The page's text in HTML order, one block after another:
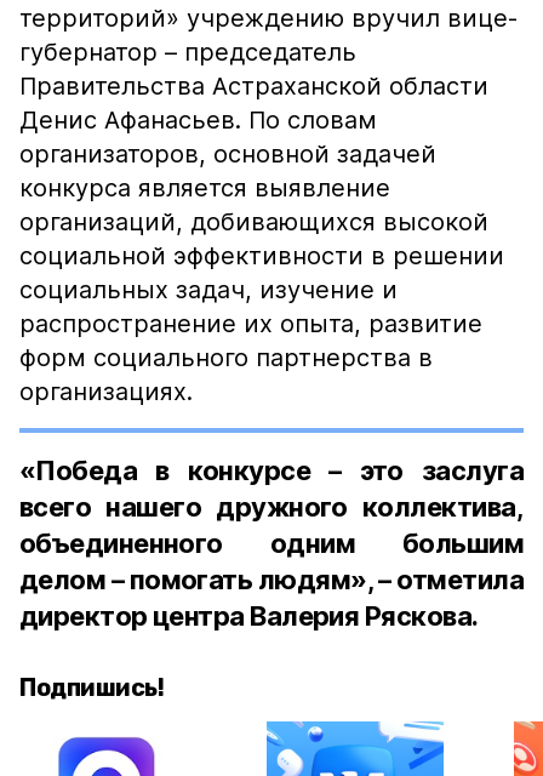
территорий» учреждению вручил вице-
губернатор – председатель
Правительства Астраханской области
Денис Афанасьев. По словам
организаторов, основной задачей
конкурса является выявление
организаций, добивающихся высокой
социальной эффективности в решении
социальных задач, изучение и
распространение их опыта, развитие
форм социального партнерства в
организациях.
«Победа в конкурсе – это заслуга
всего нашего дружного коллектива,
объединенного одним большим
делом – помогать людям», – отметила
директор центра Валерия Ряскова.
Подпишись!